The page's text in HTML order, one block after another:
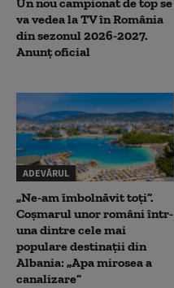
va vedea la TV în România
din sezonul 2026-2027.
Anunț oficial
ADEVĂRUL
„Ne-am îmbolnăvit toți”.
Coșmarul unor români într-
una dintre cele mai
populare destinații din
Albania: „Apa mirosea a
canalizare”